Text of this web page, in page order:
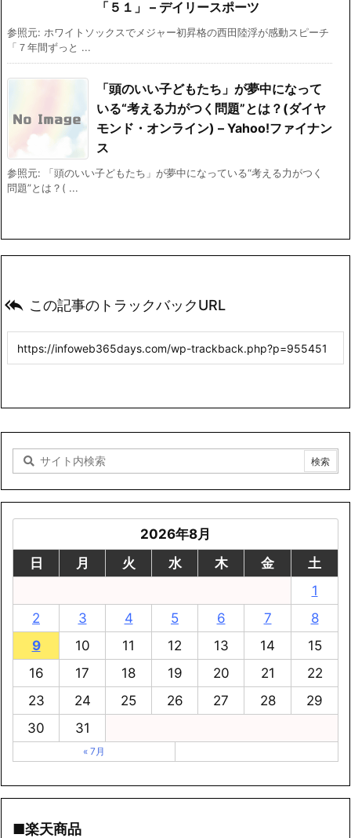
「５１」 – デイリースポーツ
参照元: ホワイトソックスでメジャー初昇格の西田陸浮が感動スピーチ
「７年間ずっと ...
「頭のいい子どもたち」が夢中になって
いる“考える力がつく問題”とは？(ダイヤ
モンド・オンライン) – Yahoo!ファイナン
ス
参照元: 「頭のいい子どもたち」が夢中になっている“考える力がつく
問題”とは？( ...
 この記事のトラックバックURL
2026年8月
日
月 火 水 木 金
土
1
2
3 4 5 6 7
8
9
10 11 12 13 14
15
16
17 18 19 20 21
22
23
24 25 26 27 28
29
30
31
« 7月
■楽天商品